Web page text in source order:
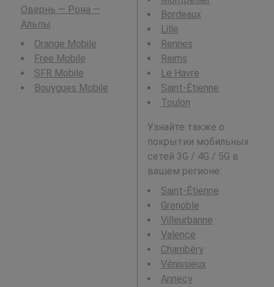
Овернь — Рона —
Альпы .
Orange Mobile
Free Mobile
SFR Mobile
Bouygues Mobile
Bordeaux
Lille
Rennes
Reims
Le Havre
Saint-Étienne
Toulon
Узнайте также о
покрытии мобильных
сетей 3G / 4G / 5G в
вашем регионе:
Saint-Étienne
Grenoble
Villeurbanne
Valence
Chambéry
Vénissieux
Annecy